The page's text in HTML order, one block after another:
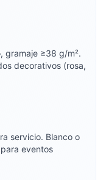
gramaje ≥38 g/m².
decorativos (rosa,
servicio. Blanco o
eventos